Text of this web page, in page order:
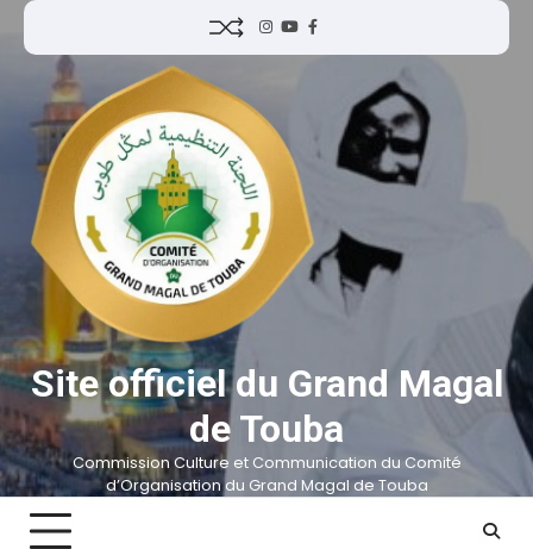
Site officiel du Grand Magal
de Touba
Commission Culture et Communication du Comité
d’Organisation du Grand Magal de Touba